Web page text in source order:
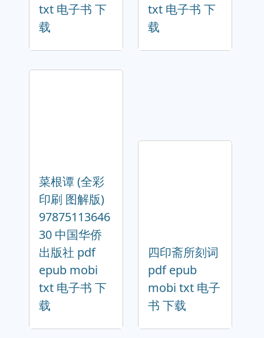
txt 电子书 下
载
txt 电子书 下
载
菜根谭 (全彩
印刷 图解版)
97875113646
30 中国华侨
出版社 pdf
epub mobi
txt 电子书 下
载
四印斋所刻词
pdf epub
mobi txt 电子
书 下载